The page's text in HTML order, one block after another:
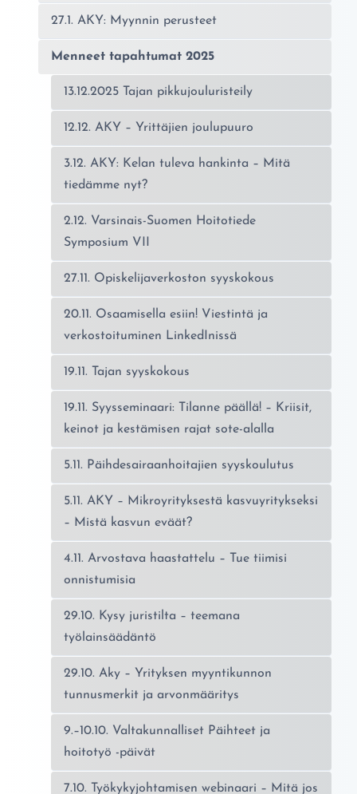
27.1. AKY: Myynnin perusteet
Menneet tapahtumat 2025
13.12.2025 Tajan pikkujouluristeily
12.12. AKY – Yrittäjien joulupuuro
3.12. AKY: Kelan tuleva hankinta – Mitä
tiedämme nyt?
2.12. Varsinais-Suomen Hoitotiede
Symposium VII
27.11. Opiskelijaverkoston syyskokous
20.11. Osaamisella esiin! Viestintä ja
verkostoituminen LinkedInissä
19.11. Tajan syyskokous
19.11. Syysseminaari: Tilanne päällä! – Kriisit,
keinot ja kestämisen rajat sote-alalla
5.11. Päihdesairaanhoitajien syyskoulutus
5.11. AKY – Mikroyrityksestä kasvuyritykseksi
– Mistä kasvun eväät?
4.11. Arvostava haastattelu – Tue tiimisi
onnistumisia
29.10. Kysy juristilta – teemana
työlainsäädäntö
29.10. Aky – Yrityksen myyntikunnon
tunnusmerkit ja arvonmääritys
9.–10.10. Valtakunnalliset Päihteet ja
hoitotyö -päivät
7.10. Työkykyjohtamisen webinaari – Mitä jos